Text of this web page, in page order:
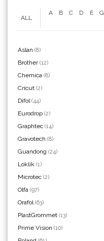
ALL
A B C D E G
Aslan (8)
Brother(12)
Chemica (8)
Cricut (2)
Difol(44)
Eurodrop (2)
Graphtec (14)
Gravotech (8)
Guandong (24)
Loklik (1)
Microtec (2)
Olfa (97)
Orafol(63)
PlastGrommet (13)
Prime Vision (10)